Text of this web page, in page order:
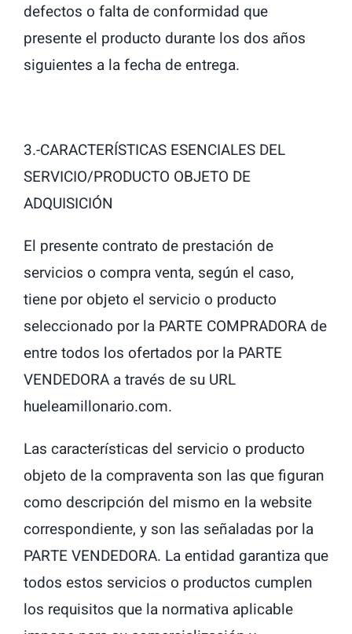
defectos o falta de conformidad que
presente el producto durante los dos años
siguientes a la fecha de entrega.
3.-CARACTERÍSTICAS ESENCIALES DEL
SERVICIO/PRODUCTO OBJETO DE
ADQUISICIÓN
El presente contrato de prestación de
servicios o compra venta, según el caso,
tiene por objeto el servicio o producto
seleccionado por la PARTE COMPRADORA de
entre todos los ofertados por la PARTE
VENDEDORA a través de su URL
hueleamillonario.com.
Las características del servicio o producto
objeto de la compraventa son las que figuran
como descripción del mismo en la website
correspondiente, y son las señaladas por la
PARTE VENDEDORA. La entidad garantiza que
todos estos servicios o productos cumplen
los requisitos que la normativa aplicable